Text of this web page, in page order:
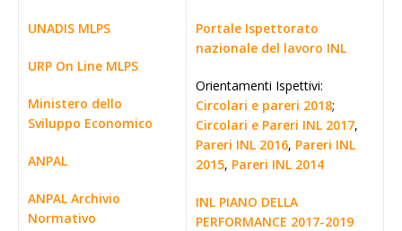
UNADIS MLPS
URP On Line MLPS
Ministero dello
Sviluppo Economico
ANPAL
ANPAL Archivio
Normativo
Portale Ispettorato
nazionale del lavoro INL
Orientamenti Ispettivi:
Circolari e pareri 2018;
Circolari e Pareri INL 2017,
Pareri INL 2016, Pareri INL
2015, Pareri INL 2014
INL PIANO DELLA
PERFORMANCE 2017-2019